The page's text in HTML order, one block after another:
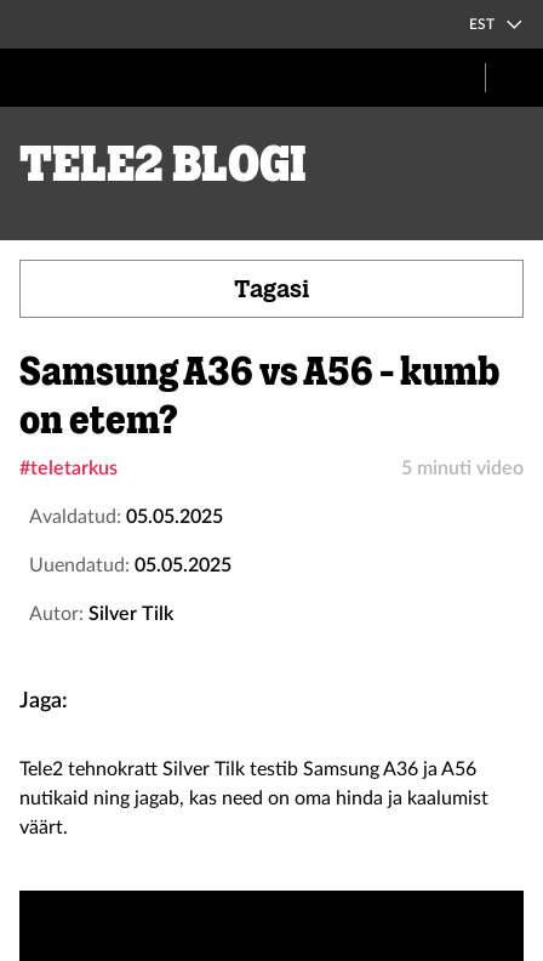
EST
Tele2 blogi
Tagasi
Samsung A36 vs A56 - kumb
on etem?
#teletarkus 5 minuti video
Avaldatud: 05.05.2025
Uuendatud: 05.05.2025
Autor: Silver Tilk
Jaga:
Tele2 tehnokratt Silver Tilk testib Samsung A36 ja A56
nutikaid ning jagab, kas need on oma hinda ja kaalumist
väärt.